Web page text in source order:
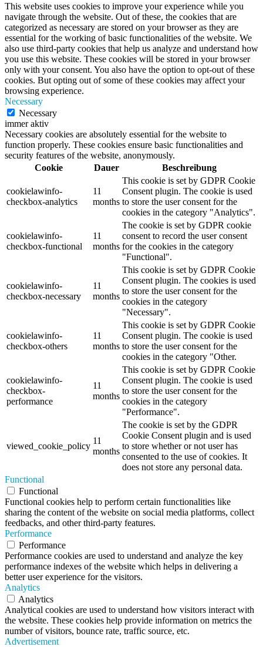
This website uses cookies to improve your experience while you
navigate through the website. Out of these, the cookies that are
categorized as necessary are stored on your browser as they are
essential for the working of basic functionalities of the website. We
also use third-party cookies that help us analyze and understand how
you use this website. These cookies will be stored in your browser
only with your consent. You also have the option to opt-out of these
cookies. But opting out of some of these cookies may affect your
browsing experience.
Necessary
Necessary
immer aktiv
Necessary cookies are absolutely essential for the website to
function properly. These cookies ensure basic functionalities and
security features of the website, anonymously.
Cookie
Dauer Beschreibung
cookielawinfo-
checkbox-analytics
11
months
This cookie is set by GDPR Cookie
Consent plugin. The cookie is used
to store the user consent for the
cookies in the category "Analytics".
cookielawinfo-
checkbox-functional
11
months
The cookie is set by GDPR cookie
consent to record the user consent
for the cookies in the category
"Functional".
cookielawinfo-
checkbox-necessary
11
months
This cookie is set by GDPR Cookie
Consent plugin. The cookies is used
to store the user consent for the
cookies in the category
"Necessary".
cookielawinfo-
checkbox-others
11
months
This cookie is set by GDPR Cookie
Consent plugin. The cookie is used
to store the user consent for the
cookies in the category "Other.
cookielawinfo-
checkbox-
performance
11
months
This cookie is set by GDPR Cookie
Consent plugin. The cookie is used
to store the user consent for the
cookies in the category
"Performance".
viewed_cookie_policy
11
months
The cookie is set by the GDPR
Cookie Consent plugin and is used
to store whether or not user has
consented to the use of cookies. It
does not store any personal data.
Functional
Functional
Functional cookies help to perform certain functionalities like
sharing the content of the website on social media platforms, collect
feedbacks, and other third-party features.
Performance
Performance
Performance cookies are used to understand and analyze the key
performance indexes of the website which helps in delivering a
better user experience for the visitors.
Analytics
Analytics
Analytical cookies are used to understand how visitors interact with
the website. These cookies help provide information on metrics the
number of visitors, bounce rate, traffic source, etc.
Advertisement